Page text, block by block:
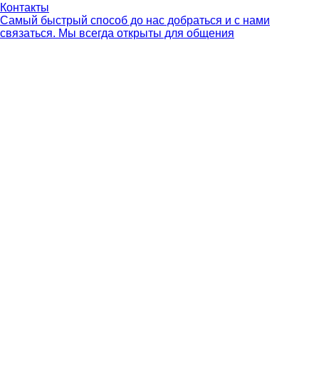
Контакты
Самый быстрый способ до нас добраться и с нами
связаться. Мы всегда открыты для общения